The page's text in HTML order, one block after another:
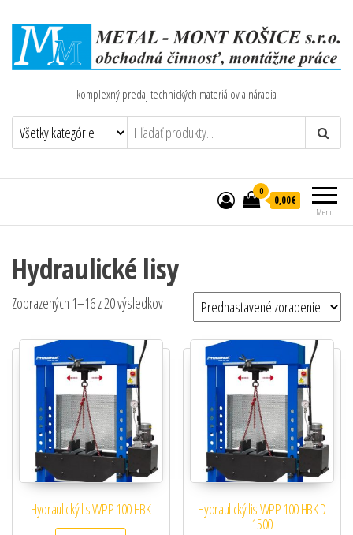
komplexný predaj technických materiálov a náradia
Menu
0
0,00€
Hydraulické lisy
Zobrazených 1–16 z 20 výsledkov
Hydraulický lis WPP 100 HBK Hydraulický lis WPP 100 HBK D
1500